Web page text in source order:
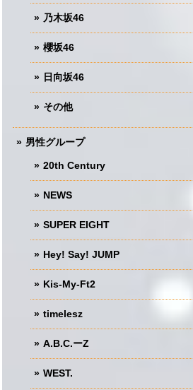
乃木坂46
櫻坂46
日向坂46
その他
男性グループ
20th Century
NEWS
SUPER EIGHT
Hey! Say! JUMP
Kis-My-Ft2
timelesz
A.B.C.ーZ
WEST.